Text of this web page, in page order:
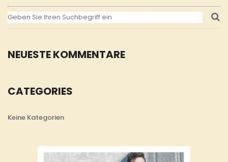
NEUESTE KOMMENTARE
CATEGORIES
Keine Kategorien